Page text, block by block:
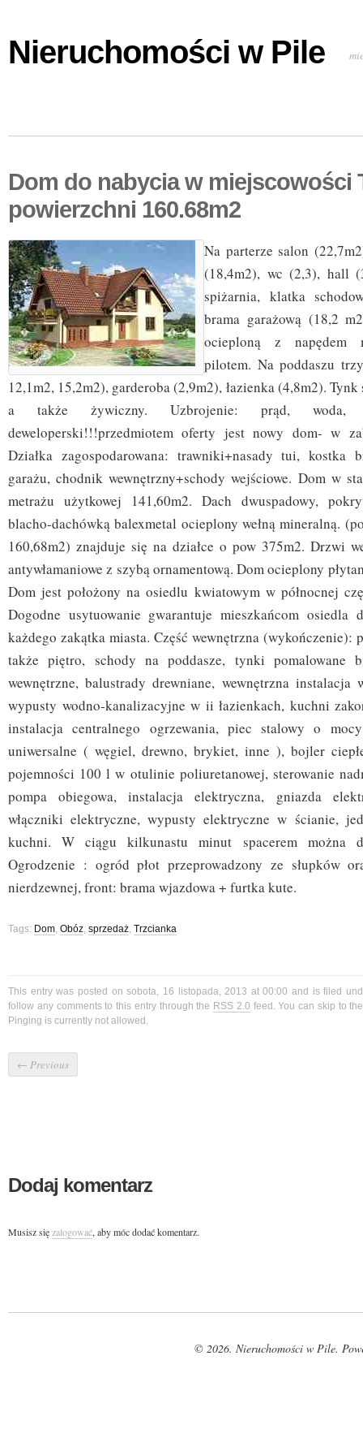
Nieruchomości w Pile
Dom do nabycia w miejscowości
powierzchni 160.68m2
Na parterze salon
(18,4m2), wc (2,3), hall
spiżarnia, klatka
brama garażową (18,2
ocieploną z napędem
pilotem. Na poddaszu
12,1m2, 15,2m2), garderoba (2,9m2), łazienka (4,8m2).
a także żywiczny. Uzbrojenie: prąd, woda,
deweloperski!!!przedmiotem oferty jest nowy dom- w
Działka zagospodarowana: trawniki+nasady tui, kostka
garażu, chodnik wewnętrzny+schody wejściowe. Dom w
metrażu użytkowej 141,60m2. Dach dwuspadowy,
blacho-dachówką balexmetal ocieplony wełną mineralną.
160,68m2) znajduje się na działce o pow 375m2. Drzwi
antywłamaniowe z szybą ornamentową. Dom ocieplony
Dom jest położony na osiedlu kwiatowym w północnej
Dogodne usytuowanie gwarantuje mieszkańcom osiedla
każdego zakątka miasta. Część wewnętrzna (wykończenie):
także piętro, schody na poddasze, tynki pomalowane
wewnętrzne, balustrady drewniane, wewnętrzna instalacja
wypusty wodno-kanalizacyjne w ii łazienkach, kuchni
instalacja centralnego ogrzewania, piec stalowy o
uniwersalne ( węgiel, drewno, brykiet, inne ), bojler
pojemności 100 l w otulinie poliuretanowej, sterowanie
pompa obiegowa, instalacja elektryczna, gniazda
włączniki elektryczne, wypusty elektryczne w ścianie,
kuchni. W ciągu kilkunastu minut spacerem można
Ogrodzenie : ogród płot przeprowadzony ze słupków
nierdzewnej, front: brama wjazdowa + furtka kute.
Tags: Dom, Obóz, sprzedaż, Trzcianka
This entry was posted on sobota, 16 listopada, 2013 at 00:00 and is filed
follow any comments to this entry through the RSS 2.0 feed. You can skip to
Pinging is currently not allowed.
← Previous
Dodaj komentarz
Musisz sięzalogować, aby móc dodać komentarz.
© 2026. Nieruchomości w Pile.